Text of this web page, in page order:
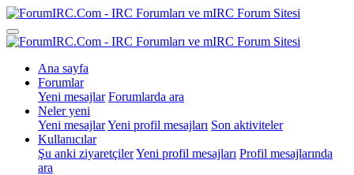
Ana sayfa
Forumlar
Yeni mesajlar Forumlarda ara
Neler yeni
Yeni mesajlarYeni profil mesajları Son aktiviteler
Kullanıcılar
Şu anki ziyaretçilerYeni profil mesajları Profil mesajlarında
ara